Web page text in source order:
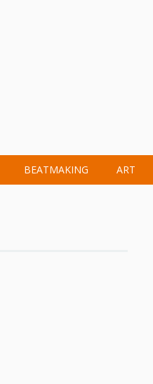
BEATMAKING ART